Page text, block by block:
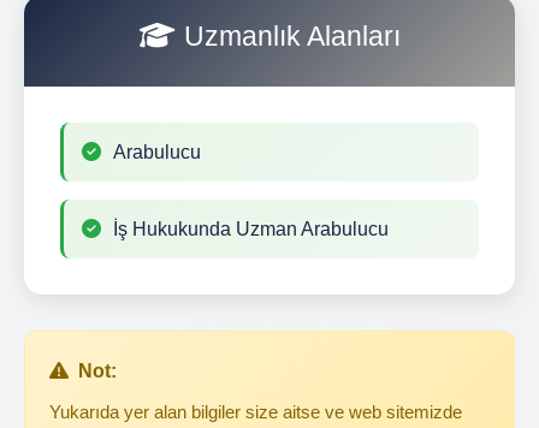
Uzmanlık Alanları
Arabulucu
İş Hukukunda Uzman Arabulucu
Not:
Yukarıda yer alan bilgiler size aitse ve web sitemizde